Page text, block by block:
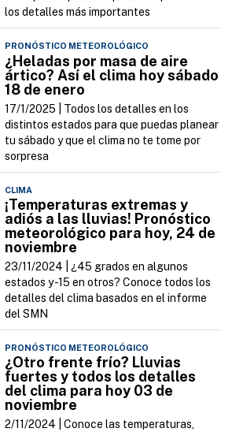
los detalles más importantes
PRONÓSTICO METEOROLÓGICO
¿Heladas por masa de aire
ártico? Así el clima hoy sábado
18 de enero
17/1/2025 | Todos los detalles en los
distintos estados para que puedas planear
tu sábado y que el clima no te tome por
sorpresa
CLIMA
¡Temperaturas extremas y
adiós a las lluvias! Pronóstico
meteorológico para hoy, 24 de
noviembre
23/11/2024 | ¿45 grados en algunos
estados y -15 en otros? Conoce todos los
detalles del clima basados en el informe
del SMN
PRONÓSTICO METEOROLÓGICO
¿Otro frente frío? Lluvias
fuertes y todos los detalles
del clima para hoy 03 de
noviembre
2/11/2024 |Conoce las temperaturas,